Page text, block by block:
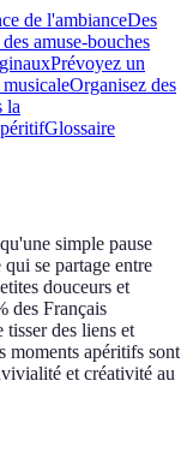
de l'ambianceDes
amuse-bouches
Prévoyez un
Organisez des
la
Glossaire
simple pause
se partage entre
douceurs et
des Français
des liens et
moments apéritifs sont
et créativité au